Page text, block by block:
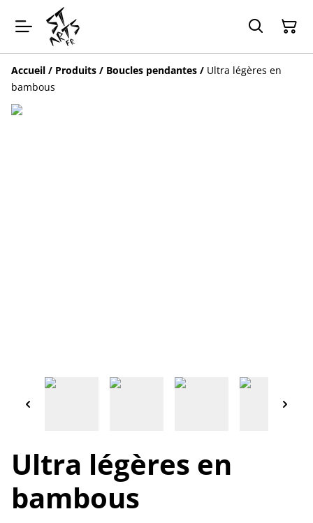
Accueil / Produits / Boucles pendantes / Ultra légères en
bambous
Ultra légères en
bambous